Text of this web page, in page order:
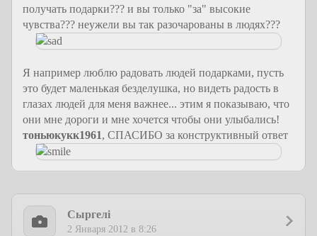
получать подарки??? и вы только "за" высокие
чувства??? неужели вы так разочарованы в людях???
Я например люблю радовать людей подарками, пусть
это будет маленькая безделушка, но видеть радость в
глазах людей для меня важнее... этим я показываю, что
они мне дороги и мне хочется чтобы они улыбались!
тоньюкукк1961, СПАСИБО за конструктивный ответ
Сыргелi
2 Января 2012 в 8:26